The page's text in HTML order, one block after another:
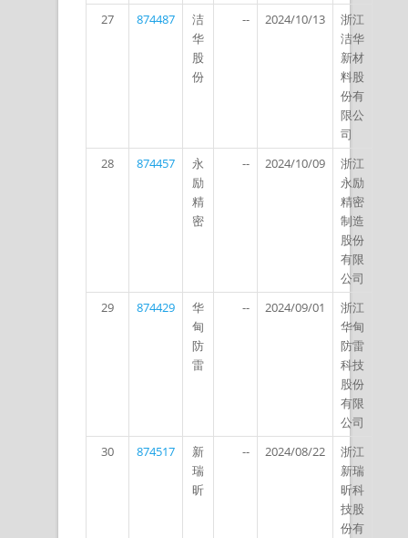
27
874487
洁
华
股
份
-- 2024/10/13
浙江
洁华
新材
料股
份有
限公
司
28
874457
永
励
精
密
-- 2024/10/09
浙江
永励
精密
制造
股份
有限
公司
29
874429
华
甸
防
雷
-- 2024/09/01
浙江
华甸
防雷
科技
股份
有限
公司
30
874517
新
瑞
昕
-- 2024/08/22
浙江
新瑞
昕科
技股
份有